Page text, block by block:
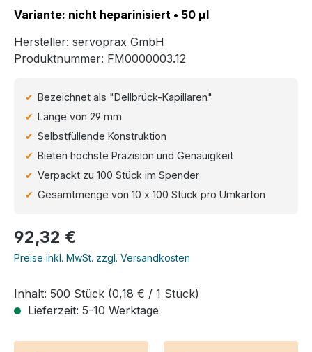
Variante: nicht heparinisiert • 50 µl
Hersteller: servoprax GmbH
Produktnummer: FM0000003.12
Bezeichnet als "Dellbrück-Kapillaren"
Länge von 29 mm
Selbstfüllende Konstruktion
Bieten höchste Präzision und Genauigkeit
Verpackt zu 100 Stück im Spender
Gesamtmenge von 10 x 100 Stück pro Umkarton
Regulärer Preis:
92,32 €
Preise inkl. MwSt. zzgl. Versandkosten
Inhalt: 500 Stück (0,18 € / 1 Stück)
Lieferzeit: 5-10 Werktage